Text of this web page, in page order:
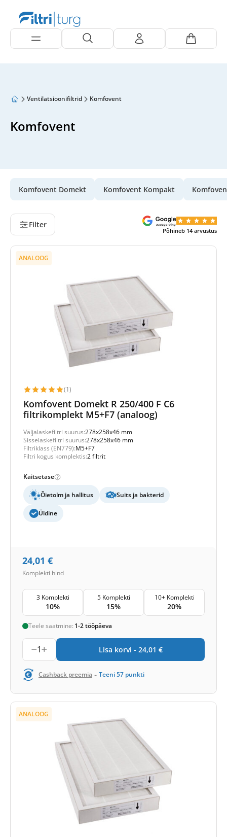
Ventilatsioonifiltrid Komfovent
Komfovent
Komfovent Domekt Komfovent Kompakt
Filter
Põhineb 14 arvustus
ANALOOG
(1)
Komfovent Domekt R 250/400 F C6
filtrikomplekt M5+F7 (analoog)
Väljalaskefiltri suurus:278x258x46 mm
Sisselaskefiltri suurus:278x258x46 mm
Filtriklass (EN779):M5+F7
Filtri kogus komplektis:2 filtrit
Kaitsetase
Õietolm ja hallitus Suits ja bakterid
Üldine
24,01 €
Komplekti hind
3 Komplekti
10%
5 Komplekti
15%
10+ Komplekti
20%
Teele saatmine: 1-2 tööpäeva
1 Lisa korvi - 24,01 €
Cashback preemia - Teeni57 punkti
ANALOOG